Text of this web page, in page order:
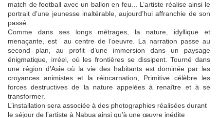
match de football avec un ballon en feu... L’artiste réalise ainsi le
portrait d’une jeunesse inaltérable, aujourd’hui affranchie de son
passé.
Comme dans ses longs métrages, la nature, idyllique et
menaçante, est au centre de l’oeuvre. La narration passe au
second plan, au profit d’une immersion dans un paysage
énigmatique, irréel, où les frontières se dissipent. Tourné dans
une région d’Asie où la vie des habitants est dominée par les
croyances animistes et la réincarnation, Primitive célèbre les
forces destructives de la nature appelées à renaître et à se
transformer.
L’installation sera associée à des photographies réalisées durant
le séjour de l’artiste à Nabua ainsi qu’à une œuvre inédite